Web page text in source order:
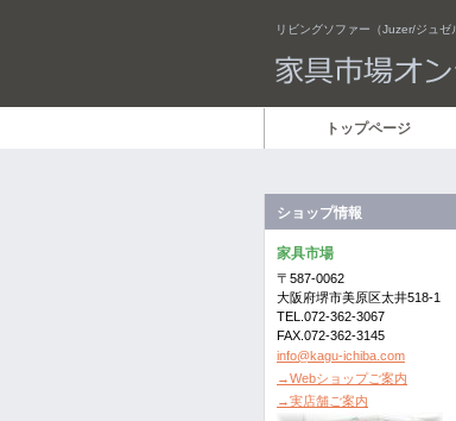
リビングソファー（Juzer/ジュゼ
トップページ
ショップ情報
家具市場
〒587-0062
大阪府堺市美原区太井518-1
TEL.072-362-3067
FAX.072-362-3145
info@kagu-ichiba.com
→Webショップご案内
→実店舗ご案内